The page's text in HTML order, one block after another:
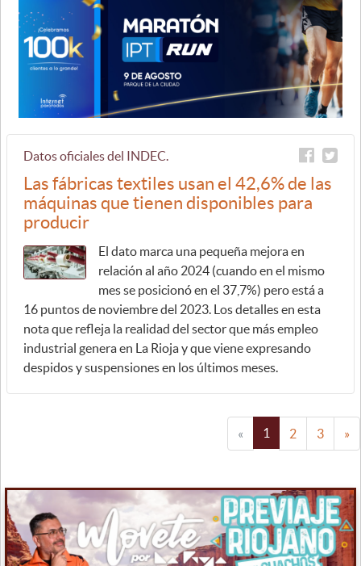
Datos oficiales del INDEC.
Las fábricas textiles usan el 42,6% de las
máquinas que tienen disponibles para
producir
El dato marca una pequeña mejora en
relación al año 2024 (cuando en el mismo
mes se posicionó en el 37,7%) pero está a
16 puntos de noviembre del 2023. Los detalles en esta
nota que refleja la realidad del sector que más empleo
industrial genera en La Rioja y que viene expresando
despidos y suspensiones en los últimos meses.
« 1 2 3 »